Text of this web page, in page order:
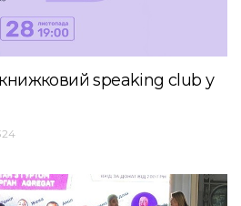
книжковий speaking club у